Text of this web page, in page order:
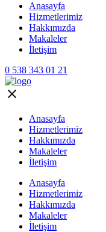
Anasayfa
Hizmetlerimiz
Hakkımızda
Makaleler
İletişim
0 538 343 01 21
Anasayfa
Hizmetlerimiz
Hakkımızda
Makaleler
İletişim
Anasayfa
Hizmetlerimiz
Hakkımızda
Makaleler
İletişim